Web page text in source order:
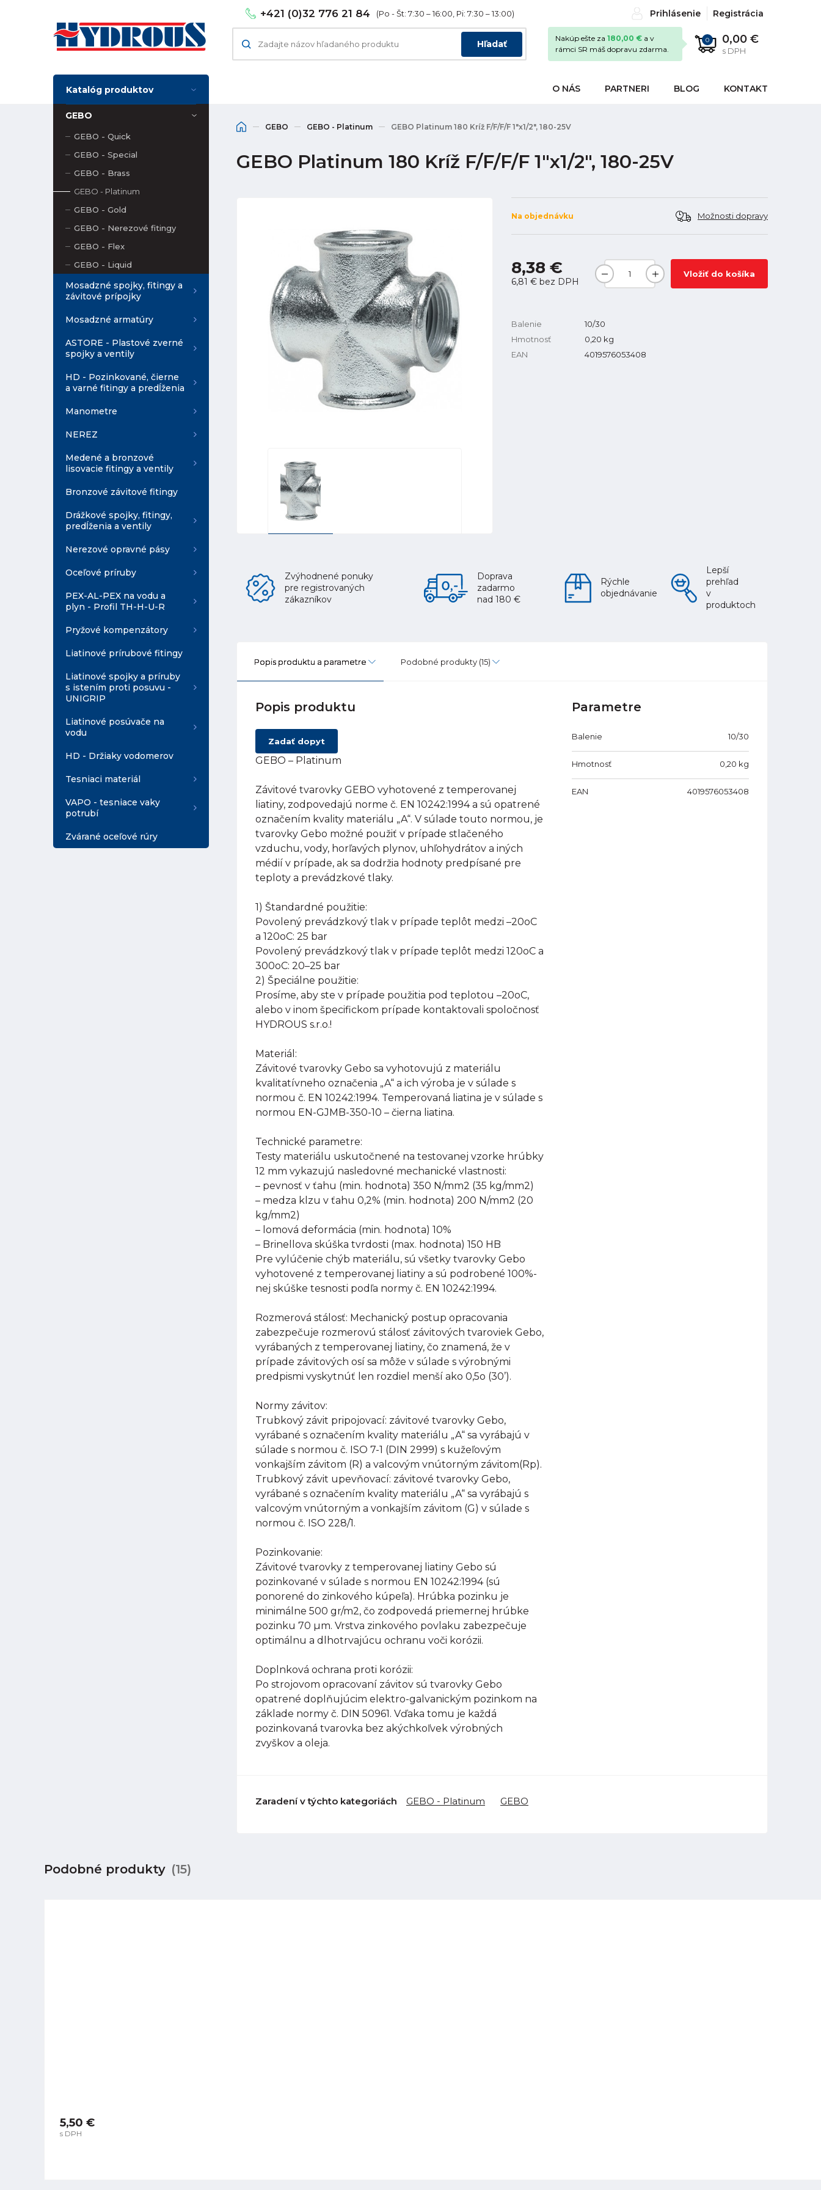
+421 (0)32 776 21 84 (Po - Št: 7:30 – 16:00, Pi: 7:30 – 13:00) Prihlásenie Registrácia
Hľadať 0 0,00 €
s DPH
Nakúp ešte za 180,00 € a v
rámci SR máš dopravu zdarma.
O NÁS PARTNERI BLOG KONTAKT
Katalóg produktov
GEBO
GEBO - Quick
GEBO - Special
GEBO - Brass
GEBO - Platinum
GEBO - Gold
GEBO - Nerezové fitingy
GEBO - Flex
GEBO - Liquid
Mosadzné spojky, fitingy a
závitové prípojky
Mosadzné armatúry
ASTORE - Plastové zverné
spojky a ventily
HD - Pozinkované, čierne
a varné fitingy a predĺženia
Manometre
NEREZ
Medené a bronzové
lisovacie fitingy a ventily
Bronzové závitové fitingy
Drážkové spojky, fitingy,
predĺženia a ventily
Nerezové opravné pásy
Oceľové príruby
PEX-AL-PEX na vodu a
plyn - Profil TH-H-U-R
Pryžové kompenzátory
Liatinové prírubové fitingy
Liatinové spojky a príruby
s istením proti posuvu -
UNIGRIP
Liatinové posúvače na
vodu
HD - Držiaky vodomerov
Tesniaci materiál
VAPO - tesniace vaky
potrubí
Zvárané oceľové rúry
GEBO GEBO - Platinum GEBO Platinum 180 Kríž F/F/F/F 1"x1/2", 180-25V
GEBO Platinum 180 Kríž F/F/F/F 1"x1/2", 180-25V
Na objednávku Možnosti dopravy
8,38 €
6,81 € bez DPH
Vložiť do košíka
Balenie
10/30
Hmotnosť
0,20 kg
EAN
4019576053408
Zvýhodnené ponuky
pre registrovaných
zákazníkov
Doprava
zadarmo
nad 180 €
Rýchle
objednávanie
Lepší
prehľad
v
produktoch
Popis produktu a parametre Podobné produkty (15)
Popis produktu
Zadať dopyt
GEBO – Platinum
Závitové tvarovky GEBO vyhotovené z temperovanej
liatiny, zodpovedajú norme č. EN 10242:1994 a sú opatrené
označením kvality materiálu „A“. V súlade touto normou, je
tvarovky Gebo možné použiť v prípade stlačeného
vzduchu, vody, horľavých plynov, uhľohydrátov a iných
médií v prípade, ak sa dodržia hodnoty predpísané pre
teploty a prevádzkové tlaky.
1) Štandardné použitie:
Povolený prevádzkový tlak v prípade teplôt medzi –20oC
a 120oC: 25 bar
Povolený prevádzkový tlak v prípade teplôt medzi 120oC a
300oC: 20–25 bar
2) Špeciálne použitie:
Prosíme, aby ste v prípade použitia pod teplotou –20oC,
alebo v inom špecifickom prípade kontaktovali spoločnosť
HYDROUS s.r.o.!
Materiál:
Závitové tvarovky Gebo sa vyhotovujú z materiálu
kvalitatívneho označenia „A“ a ich výroba je v súlade s
normou č. EN 10242:1994. Temperovaná liatina je v súlade s
normou EN-GJMB-350-10 – čierna liatina.
Technické parametre:
Testy materiálu uskutočnené na testovanej vzorke hrúbky
12 mm vykazujú nasledovné mechanické vlastnosti:
– pevnosť v ťahu (min. hodnota) 350 N/mm2 (35 kg/mm2)
– medza klzu v ťahu 0,2% (min. hodnota) 200 N/mm2 (20
kg/mm2)
– lomová deformácia (min. hodnota) 10%
– Brinellova skúška tvrdosti (max. hodnota) 150 HB
Pre vylúčenie chýb materiálu, sú všetky tvarovky Gebo
vyhotovené z temperovanej liatiny a sú podrobené 100%-
nej skúške tesnosti podľa normy č. EN 10242:1994.
Rozmerová stálosť: Mechanický postup opracovania
zabezpečuje rozmerovú stálosť závitových tvaroviek Gebo,
vyrábaných z temperovanej liatiny, čo znamená, že v
prípade závitových osí sa môže v súlade s výrobnými
predpismi vyskytnúť len rozdiel menší ako 0,5o (30’).
Normy závitov:
Trubkový závit pripojovací: závitové tvarovky Gebo,
vyrábané s označením kvality materiálu „A“ sa vyrábajú v
súlade s normou č. ISO 7-1 (DIN 2999) s kužeľovým
vonkajším závitom (R) a valcovým vnútorným závitom(Rp).
Trubkový závit upevňovací: závitové tvarovky Gebo,
vyrábané s označením kvality materiálu „A“ sa vyrábajú s
valcovým vnútorným a vonkajším závitom (G) v súlade s
normou č. ISO 228/1.
Pozinkovanie:
Závitové tvarovky z temperovanej liatiny Gebo sú
pozinkované v súlade s normou EN 10242:1994 (sú
ponorené do zinkového kúpeľa). Hrúbka pozinku je
minimálne 500 gr/m2, čo zodpovedá priemernej hrúbke
pozinku 70 µm. Vrstva zinkového povlaku zabezpečuje
optimálnu a dlhotrvajúcu ochranu voči korózii.
Doplnková ochrana proti korózii:
Po strojovom opracovaní závitov sú tvarovky Gebo
opatrené doplňujúcim elektro-galvanickým pozinkom na
základe normy č. DIN 50961. Vďaka tomu je každá
pozinkovaná tvarovka bez akýchkoľvek výrobných
zvyškov a oleja.
Parametre
Balenie 10/30
Hmotnosť 0,20 kg
EAN 4019576053408
Zaradení v týchto kategoriách GEBO - Platinum GEBO
Podobné produkty (15)
5,50 €
s DPH